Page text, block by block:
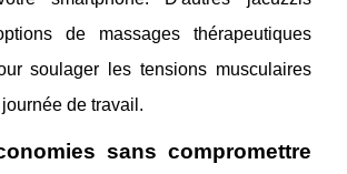
de massages thérapeutiques
soulager les tensions musculaires
de travail.
sans compromettre